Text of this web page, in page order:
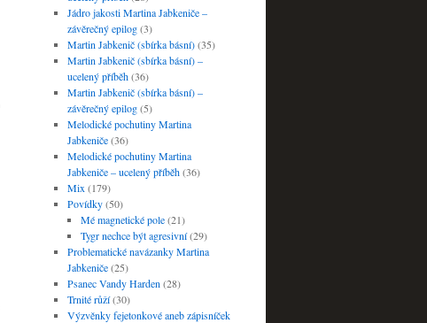
Jádro jakosti Martina Jabkeniče –
závěrečný epilog(3)
Martin Jabkenič (sbírka básní)(35)
Martin Jabkenič (sbírka básní) –
ucelený příběh(36)
Martin Jabkenič (sbírka básní) –
závěrečný epilog(5)
Melodické pochutiny Martina
Jabkeniče(36)
Melodické pochutiny Martina
Jabkeniče – ucelený příběh(36)
Mix (179)
Povídky(50)
Mé magnetické pole(21)
Tygr nechce být agresivní(29)
Problematické navázanky Martina
Jabkeniče(25)
Psanec Vandy Harden (28)
Trnité růží(30)
Výzvěnky fejetonkové aneb zápisníček